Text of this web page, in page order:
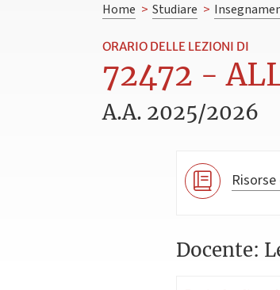
Home > Studiare >
ORARIO DELLE LEZIONI DI
72472 -
A.A. 2025/2026
Docente: